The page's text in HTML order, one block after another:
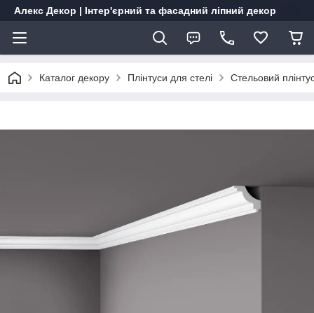
Алекс Декор | Інтер'єрний та фасадний ліпний декор
Каталог декору Плінтуси для стелі Стельовий